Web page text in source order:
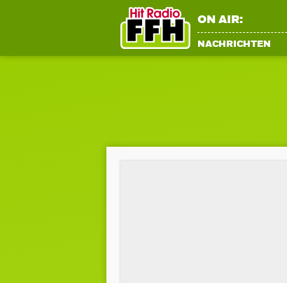
ON AIR:
NACHRICHTEN